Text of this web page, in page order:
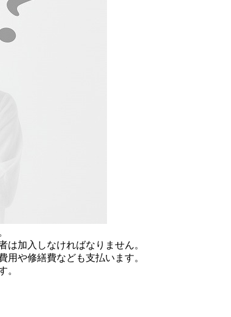
加入しなければなりません。
用や修繕費なども支払います。
。